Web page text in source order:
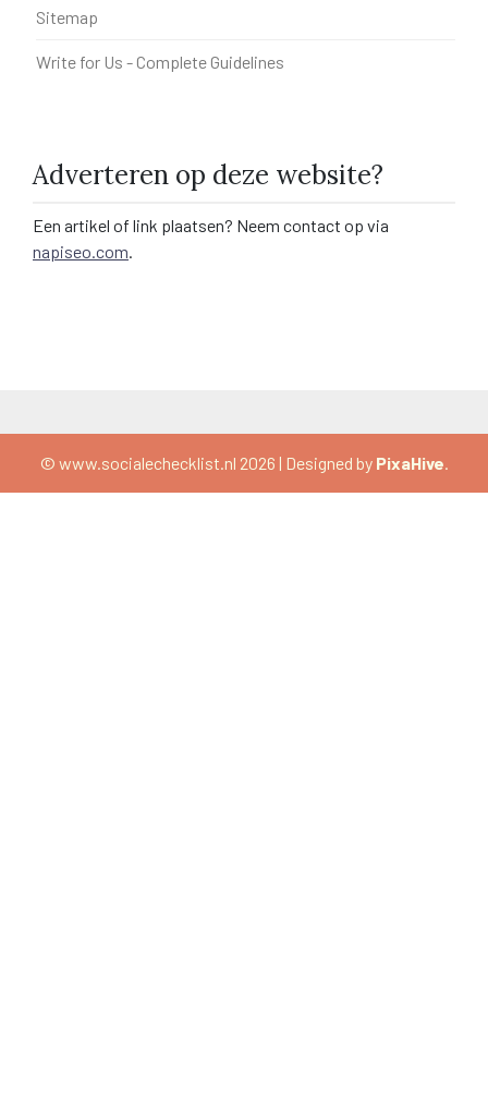
Sitemap
Write for Us - Complete Guidelines
Adverteren op deze website?
Een artikel of link plaatsen? Neem contact op via
napiseo.com.
© www.socialechecklist.nl 2026 | Designed by PixaHive.